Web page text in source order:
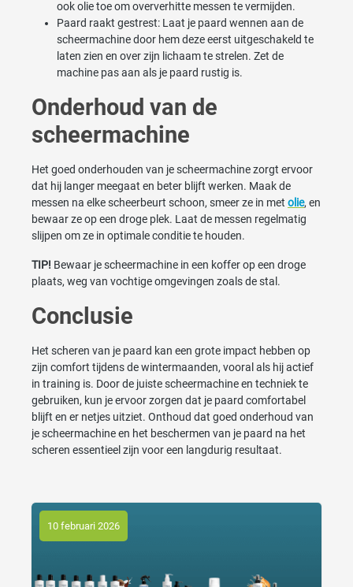
ook olie toe om oververhitte messen te vermijden.
Paard raakt gestrest: Laat je paard wennen aan de
scheermachine door hem deze eerst uitgeschakeld te
laten zien en over zijn lichaam te strelen. Zet de
machine pas aan als je paard rustig is.
Onderhoud van de
scheermachine
Het goed onderhouden van je scheermachine zorgt ervoor
dat hij langer meegaat en beter blijft werken. Maak de
messen na elke scheerbeurt schoon, smeer ze in met olie, en
bewaar ze op een droge plek. Laat de messen regelmatig
slijpen om ze in optimale conditie te houden.
TIP! Bewaar je scheermachine in een koffer op een droge
plaats, weg van vochtige omgevingen zoals de stal.
Conclusie
Het scheren van je paard kan een grote impact hebben op
zijn comfort tijdens de wintermaanden, vooral als hij actief
in training is. Door de juiste scheermachine en techniek te
gebruiken, kun je ervoor zorgen dat je paard comfortabel
blijft en er netjes uitziet. Onthoud dat goed onderhoud van
je scheermachine en het beschermen van je paard na het
scheren essentieel zijn voor een langdurig resultaat.
10 februari 2026